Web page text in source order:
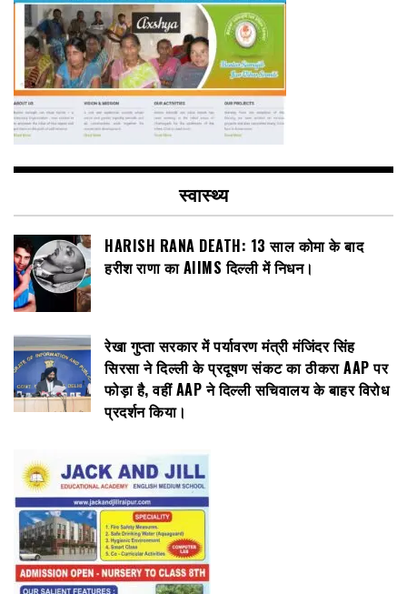
स्वास्थ्य
HARISH RANA DEATH: 13 साल कोमा के बाद
हरीश राणा का AIIMS दिल्ली में निधन।
रेखा गुप्ता सरकार में पर्यावरण मंत्री मंजिंदर सिंह
सिरसा ने दिल्ली के प्रदूषण संकट का ठीकरा AAP पर
फोड़ा है, वहीं AAP ने दिल्ली सचिवालय के बाहर विरोध
प्रदर्शन किया।